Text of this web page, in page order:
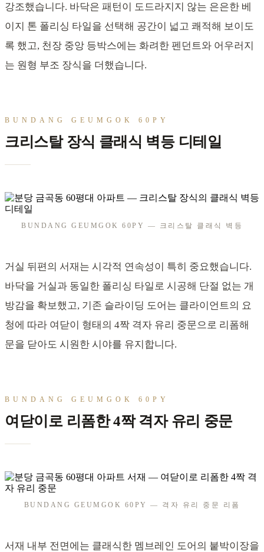
강조했습니다. 바닥은 패턴이 도드라지지 않는 은은한 베
이지 톤 폴리싱 타일을 선택해 공간이 넓고 쾌적해 보이도
록 했고, 천장 중앙 등박스에는 화려한 펜던트와 어우러지
는 원형 부조 장식을 더했습니다.
BUNDANG GEUMGOK 60PY
크리스탈 장식 클래식 벽등 디테일
BUNDANG GEUMGOK 60PY — 크리스탈 클래식 벽등
거실 뒤편의 서재는 시각적 연속성이 특히 중요했습니다.
바닥을 거실과 동일한 폴리싱 타일로 시공해 단절 없는 개
방감을 확보했고, 기존 슬라이딩 도어는 클라이언트의 요
청에 따라 여닫이 형태의 4짝 격자 유리 중문으로 리폼해
문을 닫아도 시원한 시야를 유지합니다.
BUNDANG GEUMGOK 60PY
여닫이로 리폼한 4짝 격자 유리 중문
BUNDANG GEUMGOK 60PY — 격자 유리 중문 리폼
서재 내부 전면에는 클래식한 멤브레인 도어의 붙박이장을